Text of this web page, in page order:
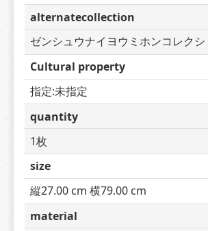
alternatecollection
ゼンシュウナイヨウミホンコレクシ
Cultural property
指定:未指定
quantity
1枚
size
縦27.00 cm 横79.00 cm
material